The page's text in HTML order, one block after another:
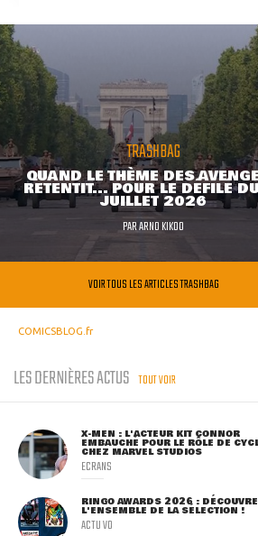
TRASHBAG
QUAND LE THÈME DES
RETENTIT... POUR LE DÉFILÉ
JUILLET 2026
PARARNO KIKOO
VOIR TOUS LES ARTICLES TRASHBAG
COMICSBLOG.fr
LES DERNIÈRES ACTUS TOUT VOIR
X-MEN : L'ACTEUR KIT CONNOR
EMBAUCHÉ POUR LE RÔLE DE
CHEZ MARVEL STUDIOS
ECRANS
RINGO AWARDS 2026 :
L'ENSEMBLE DE LA SÉLECTION !
ACTU VO